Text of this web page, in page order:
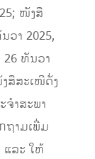
ໜັງສື
ວາ 2025,
ທັນວາ
ສືສະເໜີດັ່ງ
າສະພາ
ຖາມເພີ່ມ
ແລະ ໃຫ້